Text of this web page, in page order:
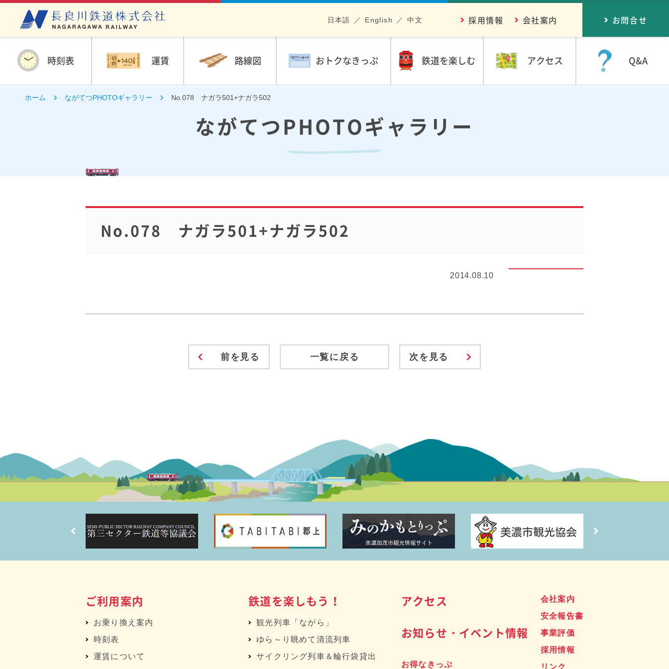
時刻表 運賃 路線図 おトクなきっぷ 鉄道を楽しむ アクセス Q&A
採用情報 会社案内
日本語 English 中文 お問合せ
ホーム ながてつPHOTOギャラリー No.078 ナガラ501+ナガラ502
ながてつPHOTOギャラリー
No.078 ナガラ501+ナガラ502
2014.08.10
前を見る 一覧に戻る 次を見る
ご利用案内
お乗り換え案内
時刻表
運賃について
鉄道を楽しもう！
観光列車「ながら」
ゆら～り眺めて清流列車
サイクリング列車＆輪行袋貸出
アクセス
お知らせ・イベント情報
お得なきっぷ
会社案内
安全報告書
事業評価
採用情報
リンク